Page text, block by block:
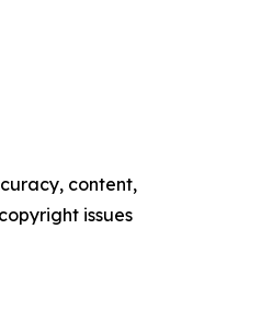
content,
issues